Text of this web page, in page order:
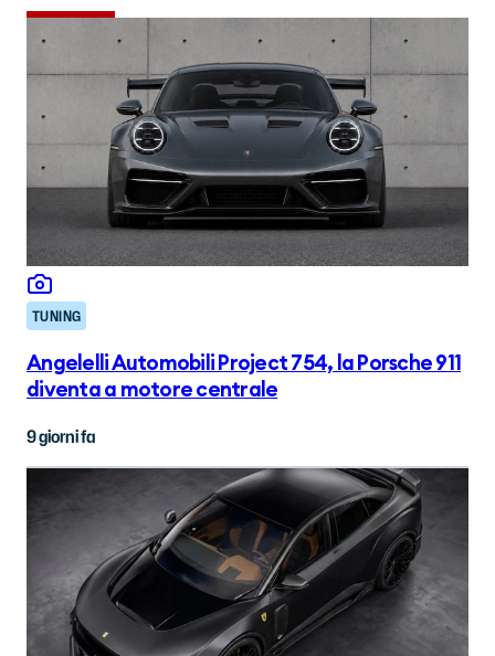
TUNING
Angelelli Automobili Project 754, la Porsche 911
diventa a motore centrale
9 giorni fa